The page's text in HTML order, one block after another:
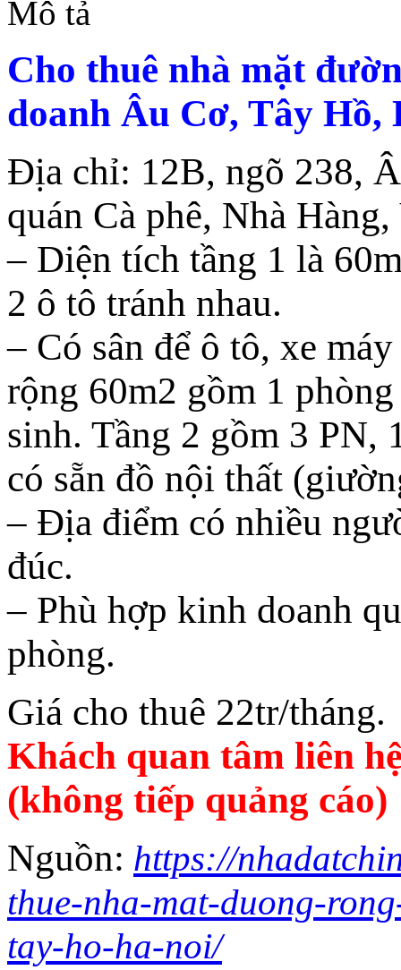
Mô tả
Cho thuê nhà mặt
doanh Âu Cơ, Tây Hồ,
Địa chỉ: 12B, ngõ 238,
quán Cà phê, Nhà
– Diện tích tầng 1 là
2 ô tô tránh nhau.
– Có sân để ô tô, xe
rộng 60m2 gồm 1
sinh. Tầng 2 gồm 3 PN,
có sẵn đồ nội thất
– Địa điểm có nhiều
đúc.
– Phù hợp kinh doanh
phòng.
Giá cho thuê 22tr/tháng.
Khách quan tâm liên
(không tiếp quảng cáo)
Nguồn: https://
thue-nha-mat-duong-
tay-ho-ha-noi/